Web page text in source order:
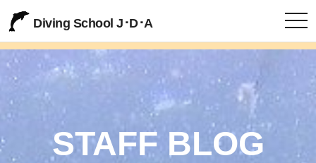
Diving School J･D･A
STAFF BLOG